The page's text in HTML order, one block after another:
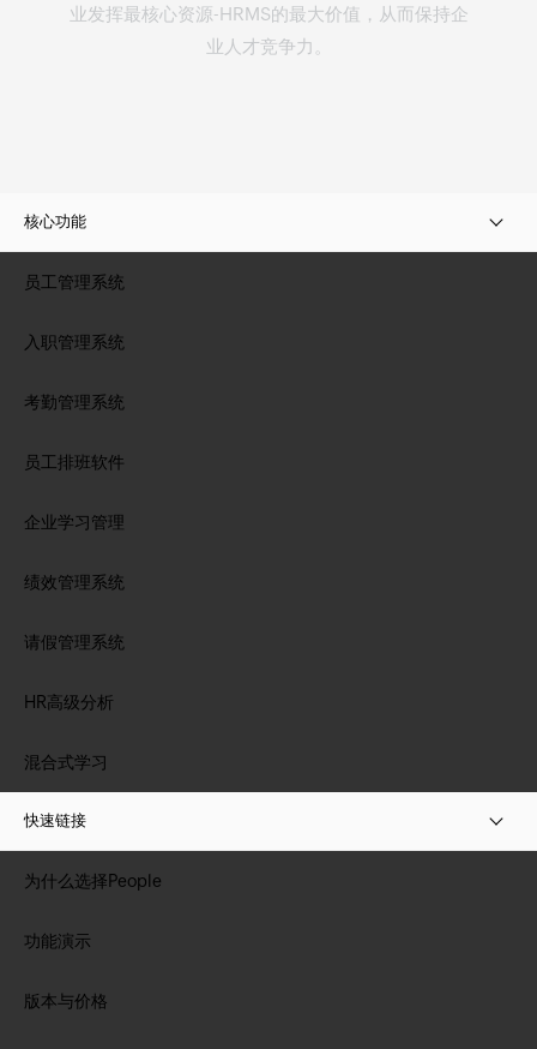
业发挥最核心资源-HRMS的最大价值，从而保持企
业人才竞争力。
核心功能
员工管理系统
入职管理系统
考勤管理系统
员工排班软件
企业学习管理
绩效管理系统
请假管理系统
HR高级分析
混合式学习
快速链接
为什么选择People
功能演示
版本与价格